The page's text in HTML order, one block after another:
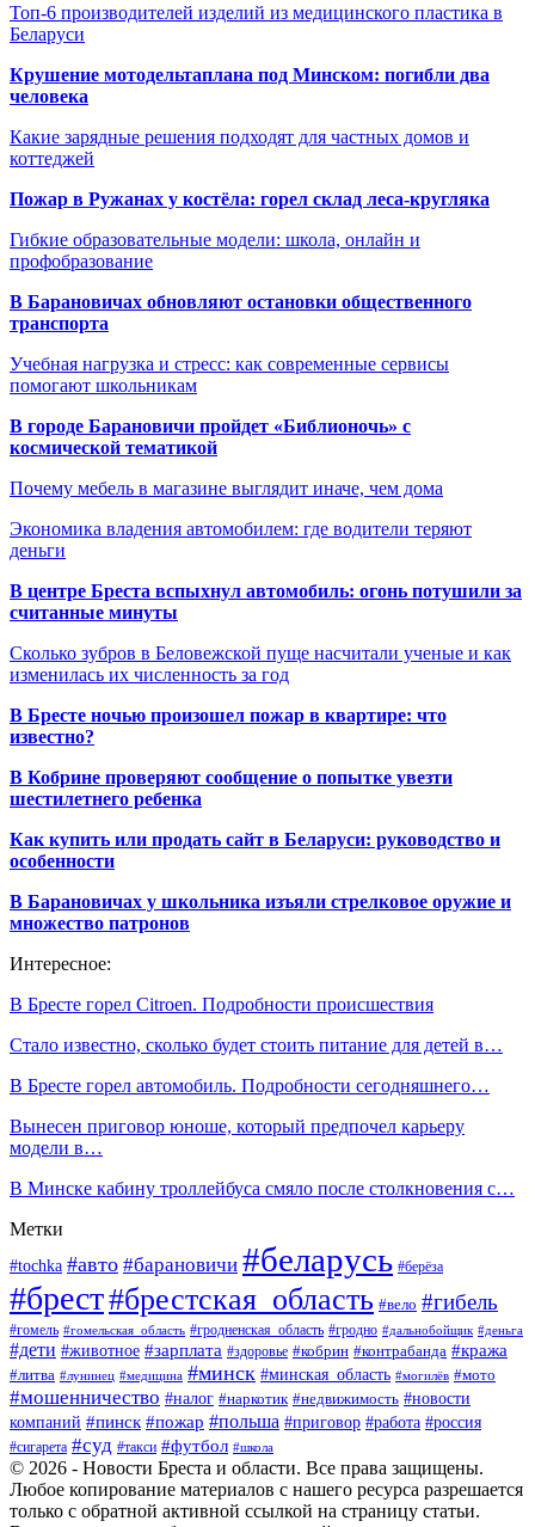
Топ-6 производителей изделий из медицинского пластика в
Беларуси
Крушение мотодельтаплана под Минском: погибли два
человека
Какие зарядные решения подходят для частных домов и
коттеджей
Пожар в Ружанах у костёла: горел склад леса-кругляка
Гибкие образовательные модели: школа, онлайн и
профобразование
В Барановичах обновляют остановки общественного
транспорта
Учебная нагрузка и стресс: как современные сервисы
помогают школьникам
В городе Барановичи пройдет «Библионочь» с
космической тематикой
Почему мебель в магазине выглядит иначе, чем дома
Экономика владения автомобилем: где водители теряют
деньги
В центре Бреста вспыхнул автомобиль: огонь потушили за
считанные минуты
Сколько зубров в Беловежской пуще насчитали ученые и как
изменилась их численность за год
В Бресте ночью произошел пожар в квартире: что
известно?
В Кобрине проверяют сообщение о попытке увезти
шестилетнего ребенка
Как купить или продать сайт в Беларуси: руководство и
особенности
В Барановичах у школьника изъяли стрелковое оружие и
множество патронов
Интересное:
В Бресте горел Citroen. Подробности происшествия
Стало известно, сколько будет стоить питание для детей в…
В Бресте горел автомобиль. Подробности сегодняшнего…
Вынесен приговор юноше, который предпочел карьеру
модели в…
В Минске кабину троллейбуса смяло после столкновения с…
Метки
#tochka #авто #барановичи #беларусь #берёза
#брест#брестская_область #вело #гибель
#гомель #гомельская_область #гродненская_область #гродно #дальнобойщик #деньга
#дети #животное #зарплата #здоровье #кобрин #контрабанда #кража
#литва #лунинец #медицина #минск #минская_область #могилёв #мото
#мошенничество #налог #наркотик #недвижимость #новости
компаний #пинск #пожар #польша #приговор #работа #россия
#сигарета #суд #такси #футбол #школа
© 2026 - Новости Бреста и области. Все права защищены.
Любое копирование материалов с нашего ресурса разрешается
только с обратной активной ссылкой на страницу статьи.